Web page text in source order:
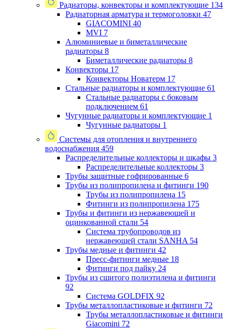
Радиаторы, конвекторы и комплектующие 134
Радиаторная арматура и термоголовки 47
GIACOMINI 40
MVI 7
Алюминиевые и биметаллические
радиаторы 8
Биметаллические радиаторы 8
Конвекторы 17
Конвекторы Новатерм 17
Стальные радиаторы и комплектующие 61
Стальные радиаторы с боковым
подключением 61
Чугунные радиаторы и комплектующие 1
Чугунные радиаторы 1
Системы для отопления и внутреннего
водоснабжения 459
Распределительные коллекторы и шкафы 3
Распределительные коллекторы 3
Трубы защитные гофрированные 6
Трубы из полипропилена и фитинги 190
Трубы из полипропилена 15
Фитинги из полипропилена 175
Трубы и фитинги из нержавеющей и
оцинкованной стали 54
Система трубопроводов из
нержавеющей стали SANHA 54
Трубы медные и фитинги 42
Пресс-фитинги медные 18
Фитинги под пайку 24
Трубы из сшитого полиэтилена и фитинги
92
Система GOLDFIX 92
Трубы металлопластиковые и фитинги 72
Трубы металлопластиковые и фитинги
Giacomini 72